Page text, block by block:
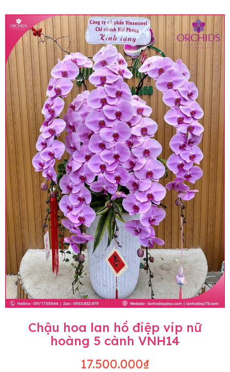
• Giá trên được miễn ship giao trong nội thành,
miễn phí in thiệp - banner theo yêu cầu khách
hàng.
• Beautiful Orchids liên kết với các cửa hàng
trên toàn quốc để phục vụ giao hoa tận nơi, mỗi
khu vực sẽ có mức giá khác nhau (tùy vào chi
phí mặt bằng, nguyên vật liệu,..) nên giá có thể sẽ
thay đổi so với giá niêm yết trên website. Khách
hàng ở Tỉnh thành khác vui lòng chủ động hỏi lại
giá trước khi đặt hàng, shop sẽ chủ động báo giá
chính xác khi có địa chỉ giao hàng cụ thể.
Chậu hoa lan hồ điệp vip nữ
hoàng 5 cành VNH14
17.500.000₫